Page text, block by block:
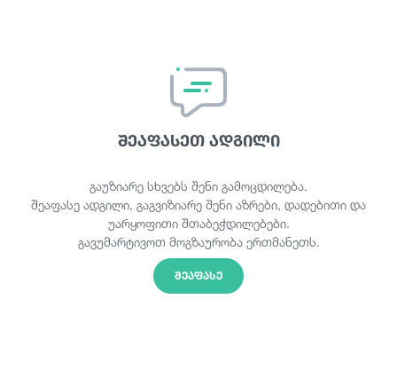
შეაფასეთ ადგილი
გაუზიარე სხვებს შენი გამოცდილება.
შეაფასე ადგილი, გაგვიზიარე შენი აზრები, დადებითი და
უარყოფითი შთაბეჭდილებები.
გავუმარტივოთ მოგზაურობა ერთმანეთს.
ᲨᲔᲐᲤᲐᲡᲔ